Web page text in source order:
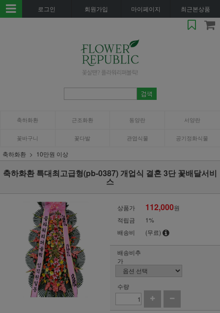
로그인 회원가입 마이페이지 최근본상품
축하화환 근조화환 동양란 서양란
꽃바구니 꽃다발 관엽식물 공기정화식물
축하화환 10만원 이상
축하화환 특대최고급형(pb-0387) 개업식 결혼 3단 꽃배달서비
스
상품가 112,000원
적립금
1%
배송비
(무료)
배송비추
가
수량